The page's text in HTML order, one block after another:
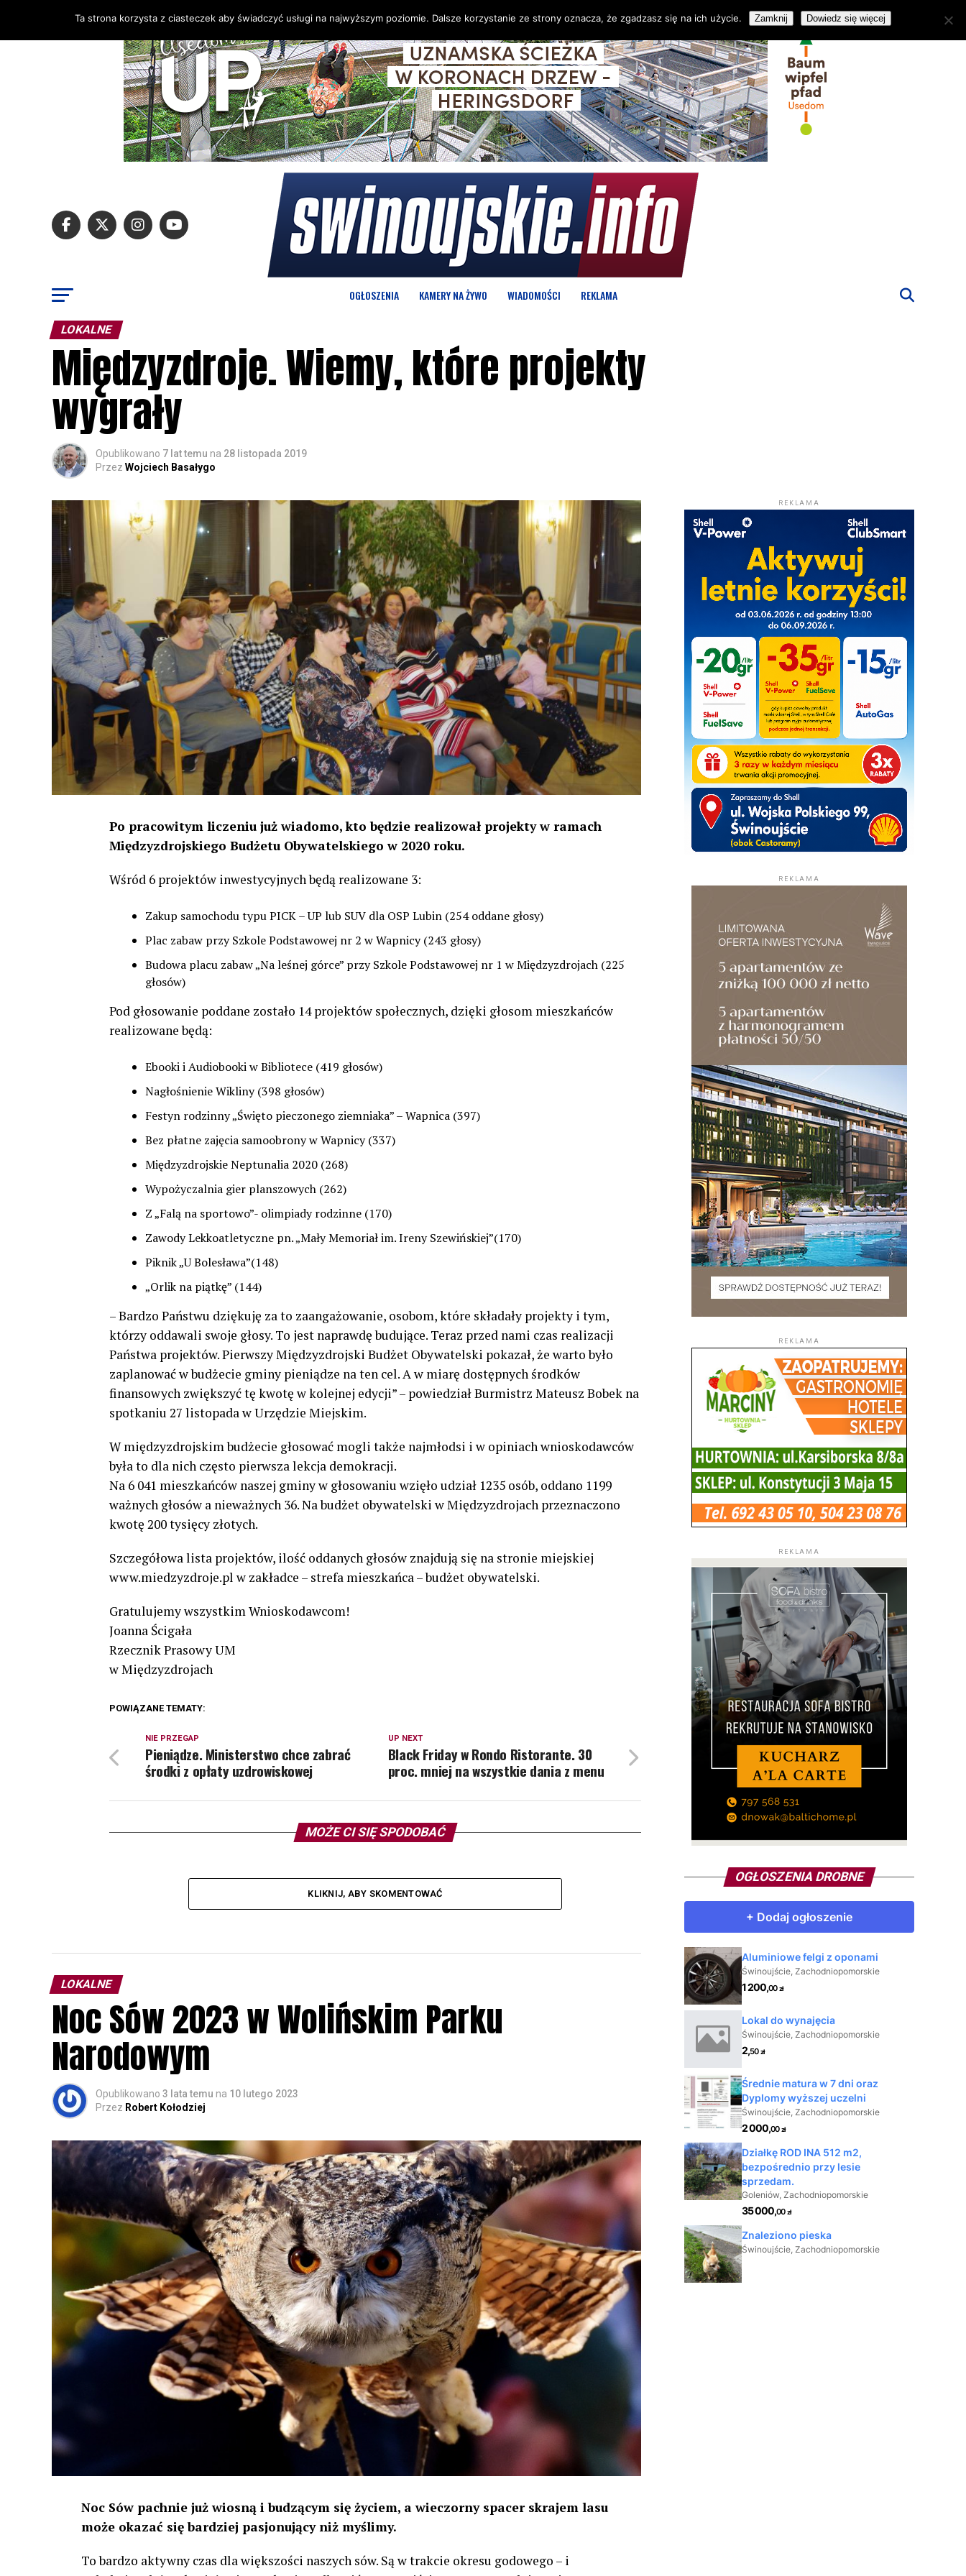
OGŁOSZENIA KAMERY NA ŻYWO WIADOMOŚCI REKLAMA
LOKALNE
Międzyzdroje. Wiemy, które projekty
wygrały
Opublikowano 7 lat temu na 28 listopada 2019
Przez Wojciech Basałygo
Po pracowitym liczeniu już wiadomo, kto będzie realizował projekty w ramach
Międzyzdrojskiego Budżetu Obywatelskiego w 2020 roku.
Wśród 6 projektów inwestycyjnych będą realizowane 3:
Zakup samochodu typu PICK – UP lub SUV dla OSP Lubin (254 oddane głosy)
Plac zabaw przy Szkole Podstawowej nr 2 w Wapnicy (243 głosy)
Budowa placu zabaw „Na leśnej górce” przy Szkole Podstawowej nr 1 w Międzyzdrojach (225
głosów)
Pod głosowanie poddane zostało 14 projektów społecznych, dzięki głosom mieszkańców
realizowane będą:
Ebooki i Audiobooki w Bibliotece (419 głosów)
Nagłośnienie Wikliny (398 głosów)
Festyn rodzinny „Święto pieczonego ziemniaka” – Wapnica (397)
Bez płatne zajęcia samoobrony w Wapnicy (337)
Międzyzdrojskie Neptunalia 2020 (268)
Wypożyczalnia gier planszowych (262)
Z „Falą na sportowo”- olimpiady rodzinne (170)
Zawody Lekkoatletyczne pn. „Mały Memoriał im. Ireny Szewińskiej”(170)
Piknik „U Bolesława”(148)
„Orlik na piątkę” (144)
– Bardzo Państwu dziękuję za to zaangażowanie, osobom, które składały projekty i tym,
którzy oddawali swoje głosy. To jest naprawdę budujące. Teraz przed nami czas realizacji
Państwa projektów. Pierwszy Międzyzdrojski Budżet Obywatelski pokazał, że warto było
zaplanować w budżecie gminy pieniądze na ten cel. A w miarę dostępnych środków
finansowych zwiększyć tę kwotę w kolejnej edycji” – powiedział Burmistrz Mateusz Bobek na
spotkaniu 27 listopada w Urzędzie Miejskim.
W międzyzdrojskim budżecie głosować mogli także najmłodsi i w opiniach wnioskodawców
była to dla nich często pierwsza lekcja demokracji.
Na 6 041 mieszkańców naszej gminy w głosowaniu wzięło udział 1235 osób, oddano 1199
ważnych głosów a nieważnych 36. Na budżet obywatelski w Międzyzdrojach przeznaczono
kwotę 200 tysięcy złotych.
Szczegółowa lista projektów, ilość oddanych głosów znajdują się na stronie miejskiej
www.miedzyzdroje.pl w zakładce – strefa mieszkańca – budżet obywatelski.
Gratulujemy wszystkim Wnioskodawcom!
Joanna Ścigała
Rzecznik Prasowy UM
w Międzyzdrojach
POWIĄZANE TEMATY:
UP NEXT
Black Friday w Rondo Ristorante. 30
proc. mniej na wszystkie dania z menu
NIE PRZEGAP
Pieniądze. Ministerstwo chce zabrać
środki z opłaty uzdrowiskowej
MOŻE CI SIĘ SPODOBAĆ
KLIKNIJ, ABY SKOMENTOWAĆ
LOKALNE
Noc Sów 2023 w Wolińskim Parku
Narodowym
Opublikowano 3 lata temu na 10 lutego 2023
Przez Robert Kołodziej
Noc Sów pachnie już wiosną i budzącym się życiem, a wieczorny spacer skrajem lasu
może okazać się bardziej pasjonujący niż myślimy.
To bardzo aktywny czas dla większości naszych sów. Są w trakcie okresu godowego – i
REKLAMA
REKLAMA
REKLAMA
REKLAMA
OGŁOSZENIA DROBNE
Ta strona korzysta z ciasteczek aby świadczyć usługi na najwyższym poziomie. Dalsze korzystanie ze strony oznacza, że zgadzasz się na ich użycie. Zamknij Dowiedz się więcej